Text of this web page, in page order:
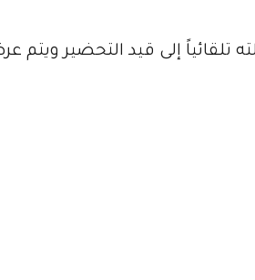
تلقائياً إلى قيد التحضير ويتم